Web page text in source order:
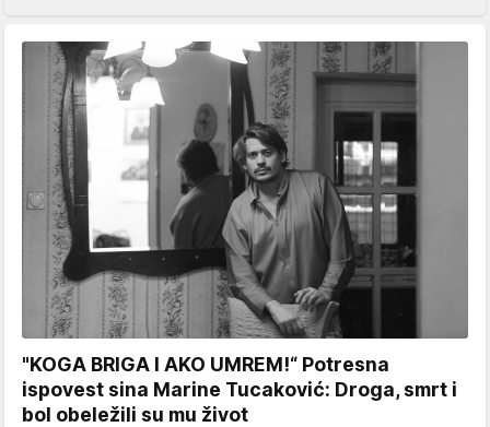
"KOGA BRIGA I AKO UMREM!“ Potresna
ispovest sina Marine Tucaković: Droga, smrt i
bol obeležili su mu život